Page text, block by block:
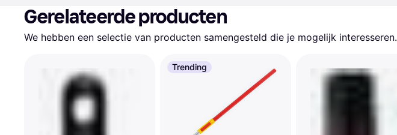
Gerelateerde producten
We hebben een selectie van producten samengesteld die je mogelijk interesseren.
Trending